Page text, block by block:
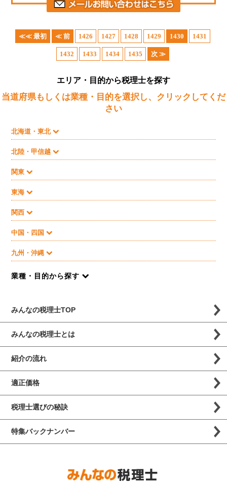
≪≪ 最初 ≪ 前 1426 1427 1428 1429 1430 1431
1432 1433 1434 1435 次 ≫
エリア・目的から税理士を探す
当道府県もしくは業種・目的を選択し、クリックしてくだ
さい
北海道・東北
北陸・甲信越
関東
東海
関西
中国・四国
九州・沖縄
業種・目的から探す
みんなの税理士TOP
みんなの税理士とは
紹介の流れ
適正価格
税理士選びの秘訣
特集バックナンバー